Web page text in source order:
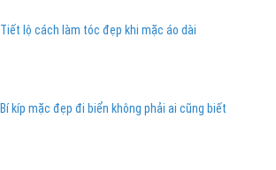
Tiết lộ cách làm tóc đẹp khi mặc áo dài
Bí kíp mặc đẹp đi biển không phải ai cũng biết